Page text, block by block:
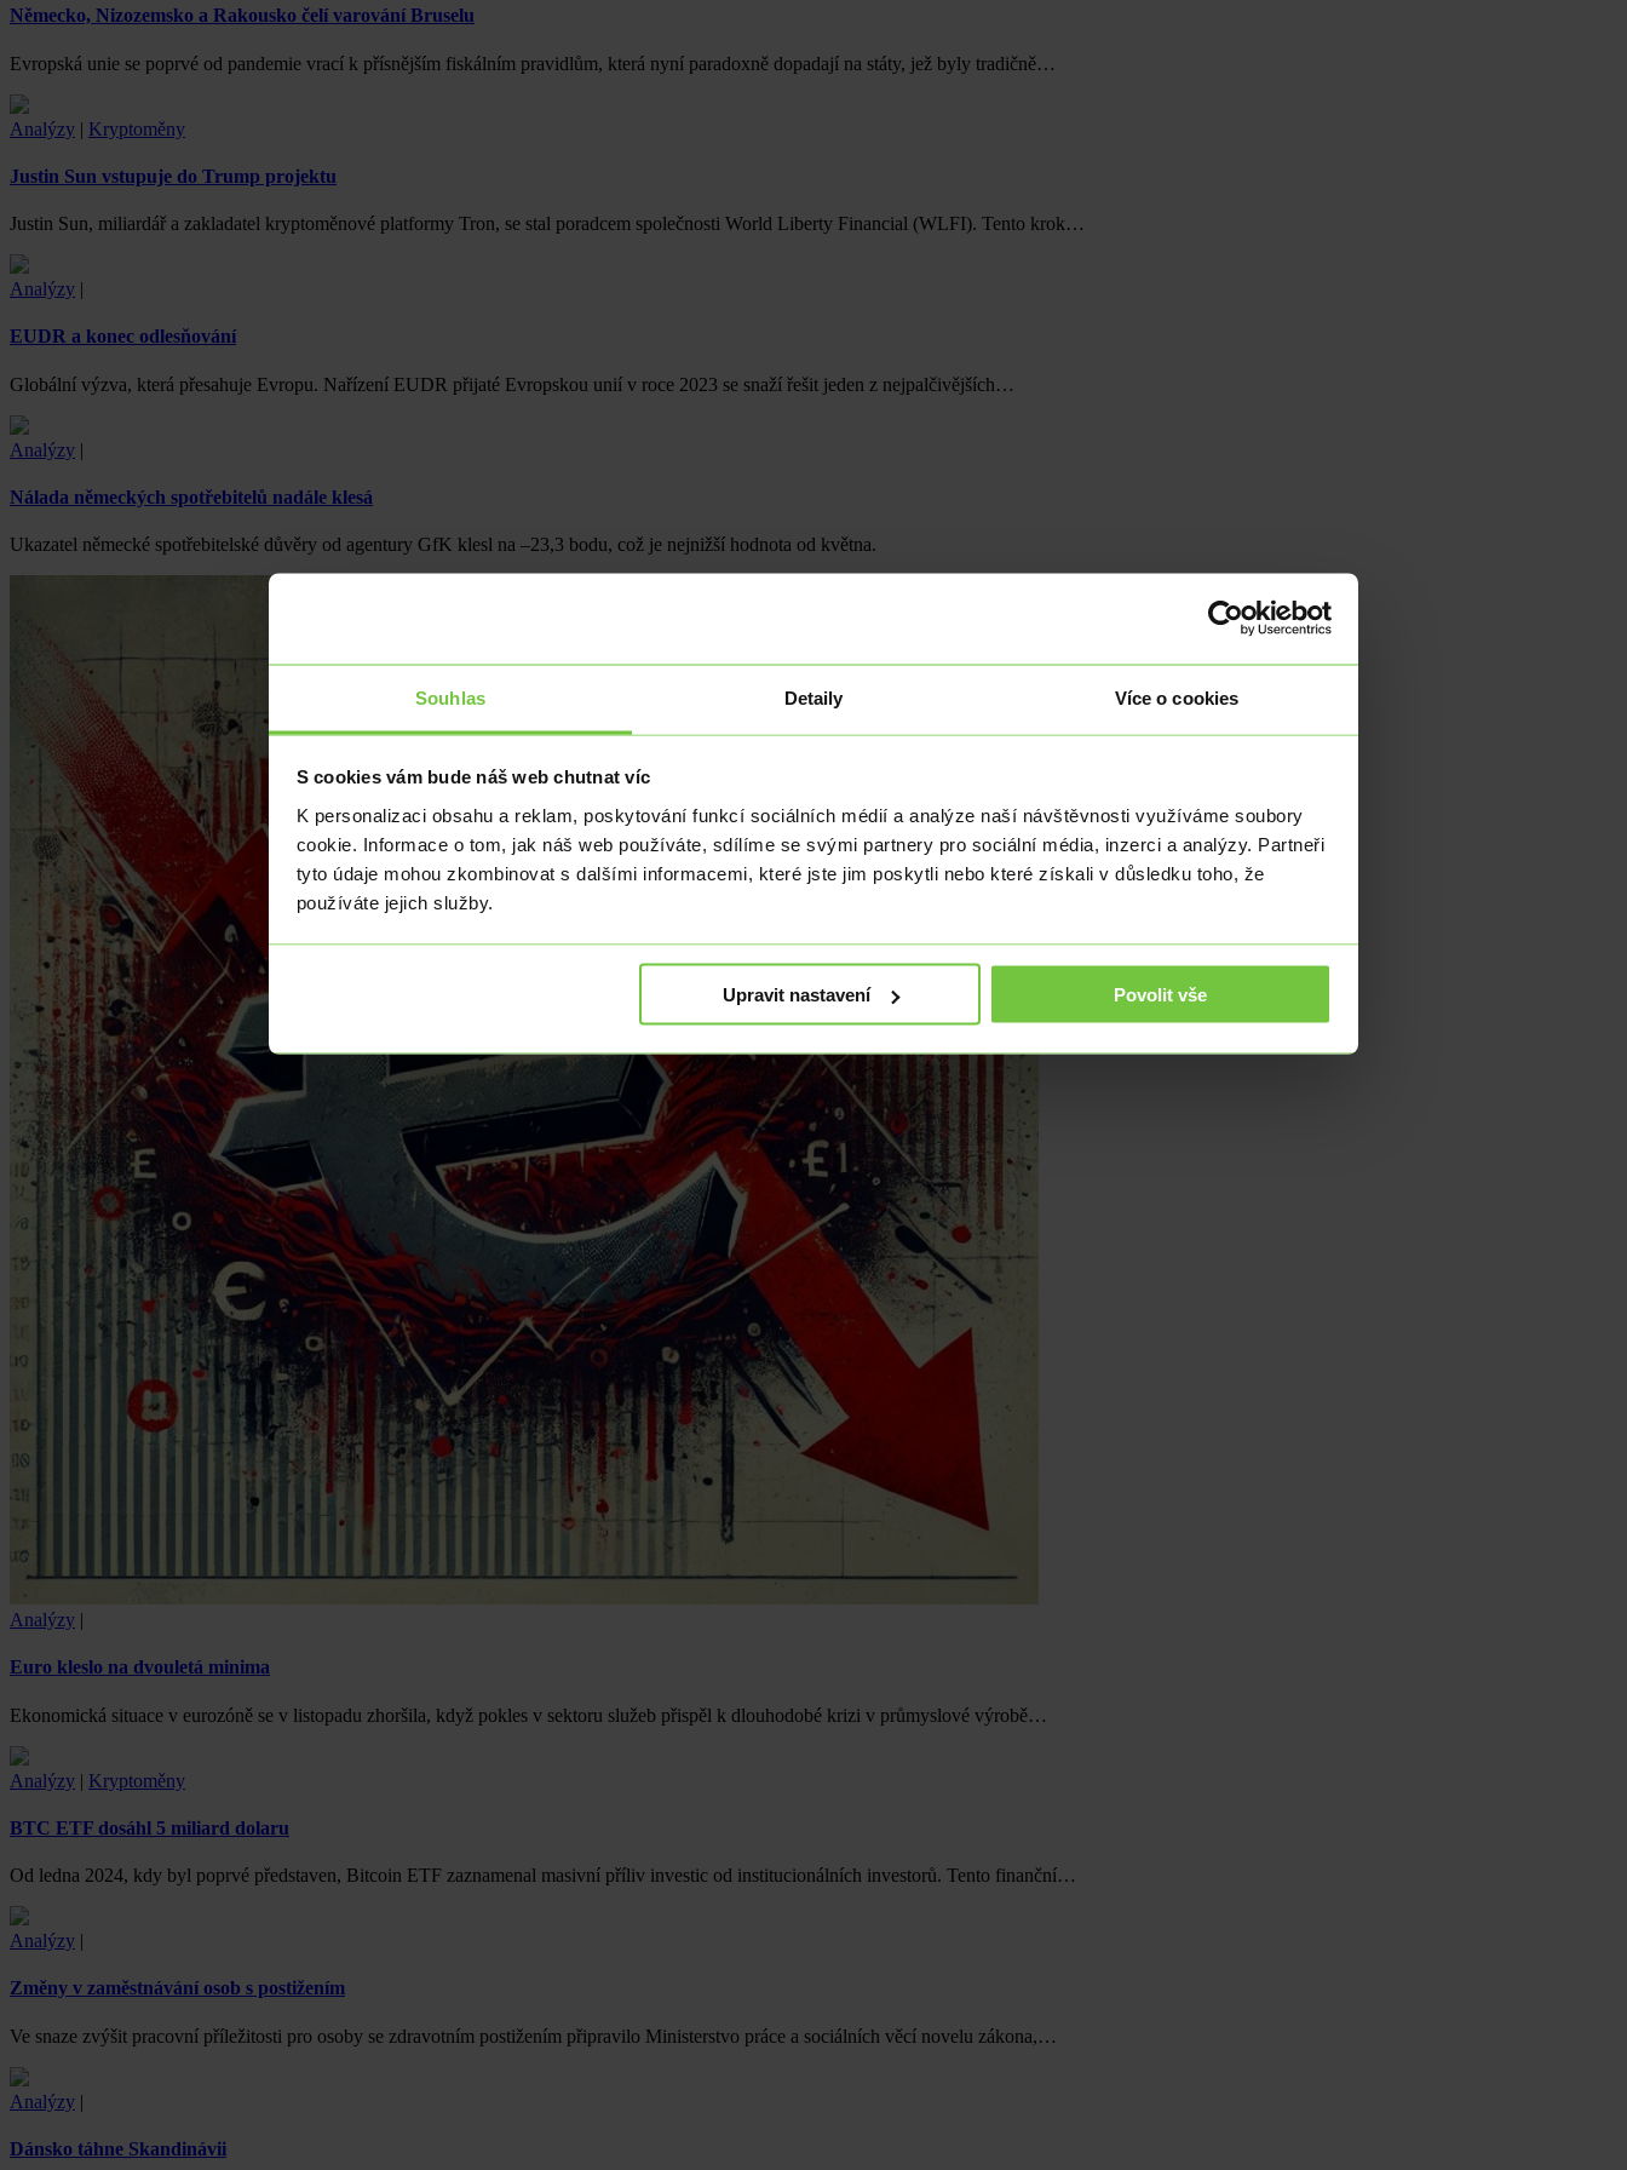
Souhlas Detaily Více o cookies
S cookies vám bude náš web chutnat víc
K personalizaci obsahu a reklam, poskytování funkcí sociálních médií a analýze naší návštěvnosti využíváme soubory
cookie. Informace o tom, jak náš web používáte, sdílíme se svými partnery pro sociální média, inzerci a analýzy. Partneři
tyto údaje mohou zkombinovat s dalšími informacemi, které jste jim poskytli nebo které získali v důsledku toho, že
používáte jejich služby.
Upravit nastavení Povolit vše
Německo, Nizozemsko a Rakousko čelí varování Bruselu
Evropská unie se poprvé od pandemie vrací k přísnějším fiskálním pravidlům, která nyní paradoxně dopadají na státy, jež byly tradičně…
Analýzy | Kryptoměny
Justin Sun vstupuje do Trump projektu
Justin Sun, miliardář a zakladatel kryptoměnové platformy Tron, se stal poradcem společnosti World Liberty Financial (WLFI). Tento krok…
Analýzy |
EUDR a konec odlesňování
Globální výzva, která přesahuje Evropu. Nařízení EUDR přijaté Evropskou unií v roce 2023 se snaží řešit jeden z nejpalčivějších…
Analýzy |
Nálada německých spotřebitelů nadále klesá
Ukazatel německé spotřebitelské důvěry od agentury GfK klesl na –23,3 bodu, což je nejnižší hodnota od května.
Analýzy |
Euro kleslo na dvouletá minima
Ekonomická situace v eurozóně se v listopadu zhoršila, když pokles v sektoru služeb přispěl k dlouhodobé krizi v průmyslové výrobě…
Analýzy | Kryptoměny
BTC ETF dosáhl 5 miliard dolaru
Od ledna 2024, kdy byl poprvé představen, Bitcoin ETF zaznamenal masivní příliv investic od institucionálních investorů. Tento finanční…
Analýzy |
Změny v zaměstnávání osob s postižením
Ve snaze zvýšit pracovní příležitosti pro osoby se zdravotním postižením připravilo Ministerstvo práce a sociálních věcí novelu zákona,…
Analýzy |
Dánsko táhne Skandinávii